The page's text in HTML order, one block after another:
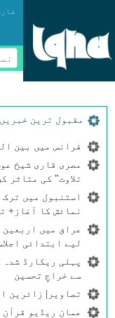
مقبول ترین خبریں
فرانس میں بین
مصری قاری شیخ
تلاوت" کی متاثر
استنبول میں
نمائش کا آغاز+
عراق میں
لیے ابتدائی
پہلی ریکارڈ
سے خراجِ تحسین
تصاویر| زائرین
عمان ریڈیو